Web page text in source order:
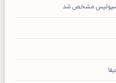
پرسپولیس مشخص شد